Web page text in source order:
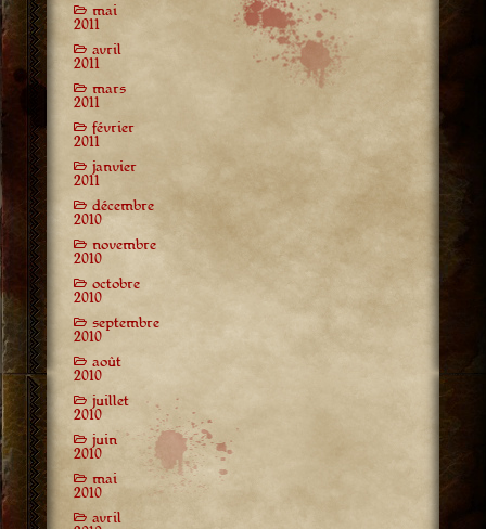
mai
2011
avril
2011
mars
2011
février
2011
janvier
2011
décembre
2010
novembre
2010
octobre
2010
septembre
2010
août
2010
juillet
2010
juin
2010
mai
2010
avril